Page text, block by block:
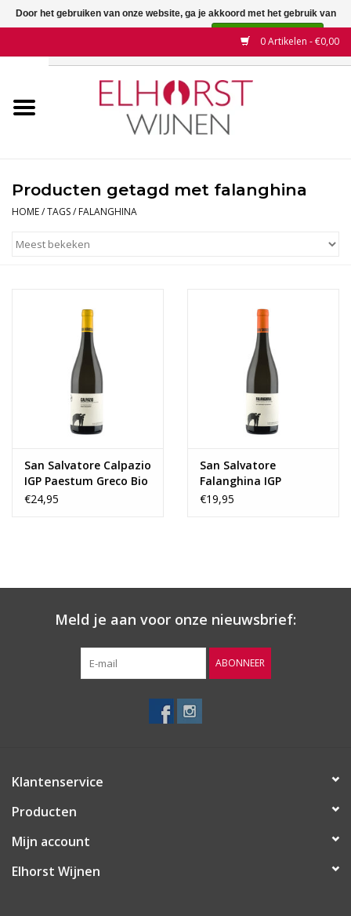
0 Artikelen - €0,00
Wijnen
Wijnhuizen
Druif
Wijnberichten
Producten getagd met falanghina
HOME/TAGS/ FALANGHINA
San Salvatore Calpazio
IGP Paestum Greco Bio
2022
€24,95
San Salvatore
Falanghina IGP
Campania Falanghina
€19,95
Meld je aan voor onze nieuwsbrief:
ABONNEER
Klantenservice
Producten
Mijn account
Elhorst Wijnen
Door het gebruiken van onze website, ga je akkoord met het gebruik van